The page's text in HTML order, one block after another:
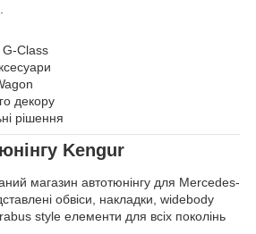
G-Class
декору
рішення
Kengur
магазин автотюнінгу для Mercedes-
обвіси, накладки, widebody
style елементи для всіх поколінь